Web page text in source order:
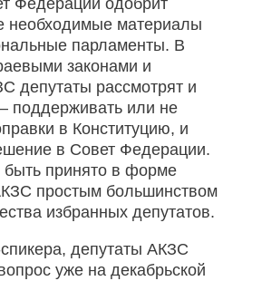
Федерации одобрит
необходимые материалы
парламенты. В
законами и
депутаты рассмотрят и
поддерживать или не
в Конституцию, и
в Совет Федерации.
принято в форме
простым большинством
избранных депутатов.
депутаты АКЗС
уже на декабрьской